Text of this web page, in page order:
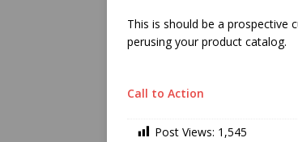
This is should be a prospective
perusing your product catalog.
Call to Action
Post Views: 1,545